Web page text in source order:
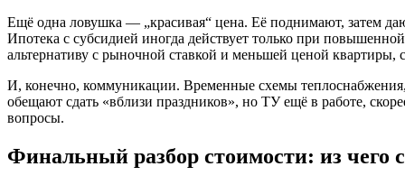
Ещё одна ловушка — „красивая“ цена. Её поднимают, затем
Ипотека с субсидией иногда действует только при
альтернативу с рыночной ставкой и меньшей ценой
И, конечно, коммуникации. Временные схемы
обещают сдать «вблизи праздников», но ТУ ещё в работе,
вопросы.
Финальный разбор стоимости: из чего